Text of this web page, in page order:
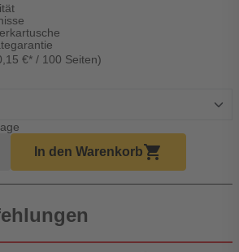
€* / 100 Seiten)
Menge
In den Warenkorbshopping_cart